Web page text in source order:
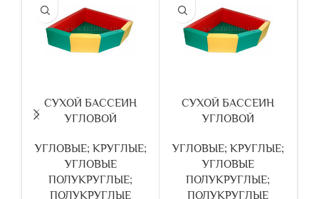
СУХОЙ БАССЕИН
УГЛОВОЙ
УГЛОВЫЕ; КРУГЛЫЕ;
УГЛОВЫЕ
ПОЛУКРУГЛЫЕ;
ПОЛУКРУГЛЫЕ
СУХОЙ БАССЕИН
УГЛОВОЙ
УГЛОВЫЕ; КРУГЛЫЕ;
УГЛОВЫЕ
ПОЛУКРУГЛЫЕ;
ПОЛУКРУГЛЫЕ